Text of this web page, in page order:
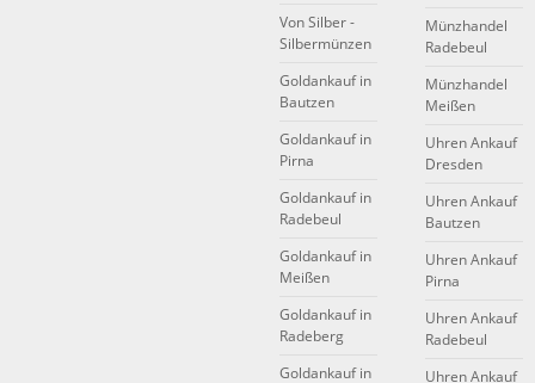
Von Silber -
Silbermünzen
Goldankauf in
Bautzen
Goldankauf in
Pirna
Goldankauf in
Radebeul
Goldankauf in
Meißen
Goldankauf in
Radeberg
Goldankauf in
Münzhandel
Radebeul
Münzhandel
Meißen
Uhren Ankauf
Dresden
Uhren Ankauf
Bautzen
Uhren Ankauf
Pirna
Uhren Ankauf
Radebeul
Uhren Ankauf